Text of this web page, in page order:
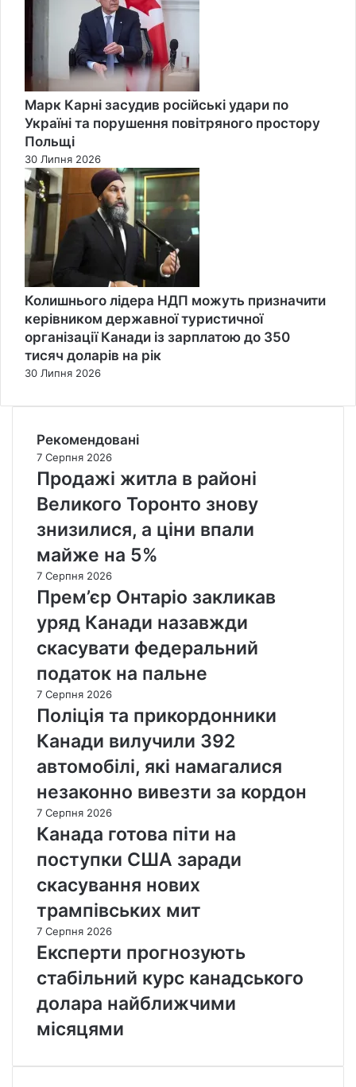
Марк Карні засудив російські удари по
Україні та порушення повітряного простору
Польщі
30 Липня 2026
Колишнього лідера НДП можуть призначити
керівником державної туристичної
організації Канади із зарплатою до 350
тисяч доларів на рік
30 Липня 2026
Рекомендовані
7 Серпня 2026
Продажі житла в районі
Великого Торонто знову
знизилися, а ціни впали
майже на 5%
7 Серпня 2026
Прем’єр Онтаріо закликав
уряд Канади назавжди
скасувати федеральний
податок на пальне
7 Серпня 2026
Поліція та прикордонники
Канади вилучили 392
автомобілі, які намагалися
незаконно вивезти за кордон
7 Серпня 2026
Канада готова піти на
поступки США заради
скасування нових
трампівських мит
7 Серпня 2026
Експерти прогнозують
стабільний курс канадського
долара найближчими
місяцями